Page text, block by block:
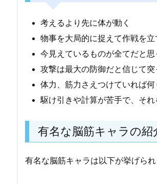
考えるより先に体が動く
物事を大局的に捉えて作戦を
今見えているものが全てだと思
攻撃は最大の防御だと信じて突
体力、筋力さえつけていれば
駆け引きや計算が苦手で、そ
有名な脳筋キャラの紹
有名な脳筋キャラは以下が挙げられ